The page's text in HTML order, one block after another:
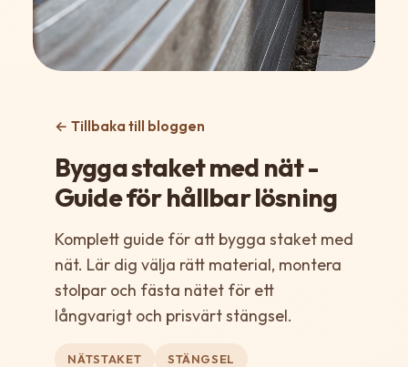
← Tillbaka till bloggen
Bygga staket med nät -
Guide för hållbar lösning
Komplett guide för att bygga staket med
nät. Lär dig välja rätt material, montera
stolpar och fästa nätet för ett
långvarigt och prisvärt stängsel.
NÄTSTAKET STÄNGSEL